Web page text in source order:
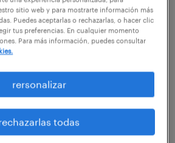
las principales razones
dejar su puesto.
los millennials y los
Generación Z, los
altamente inspirador
sitio web y para mostrarte información más
Puedes aceptarlas o rechazarlas, o hacer clic
tus preferencias. En cualquier momento
Para más información, puedes consultar
rersonalizar
todas